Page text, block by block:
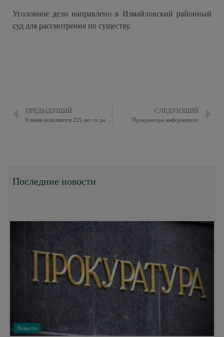
Уголовное дело направлено в Измайловский районный
суд для рассмотрения по существу.
ПРЕДЫДУЩИЙ СЛЕДУЮЩИЙ
Прокуратура информирует
Последние новости
Новости